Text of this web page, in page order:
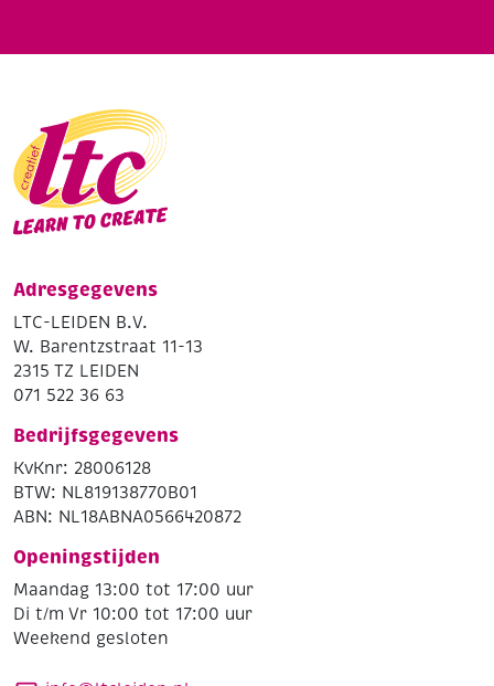
Adresgegevens
LTC-LEIDEN B.V.
W. Barentzstraat 11-13
2315 TZ LEIDEN
071 522 36 63
Bedrijfsgegevens
KvKnr: 28006128
BTW: NL819138770B01
ABN: NL18ABNA0566420872
Openingstijden
Maandag 13:00 tot 17:00 uur
Di t/m Vr 10:00 tot 17:00 uur
Weekend gesloten